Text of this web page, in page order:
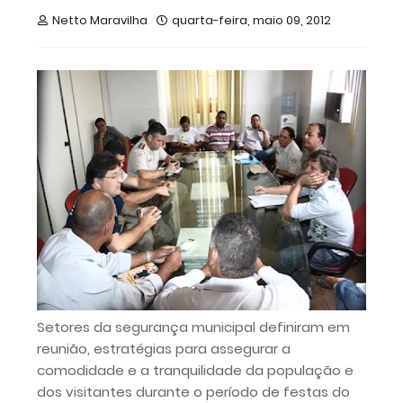
Netto Maravilha quarta-feira, maio 09, 2012
Setores da segurança municipal definiram em
reunião, estratégias para assegurar a
comodidade e a tranquilidade da população e
dos visitantes durante o período de festas do